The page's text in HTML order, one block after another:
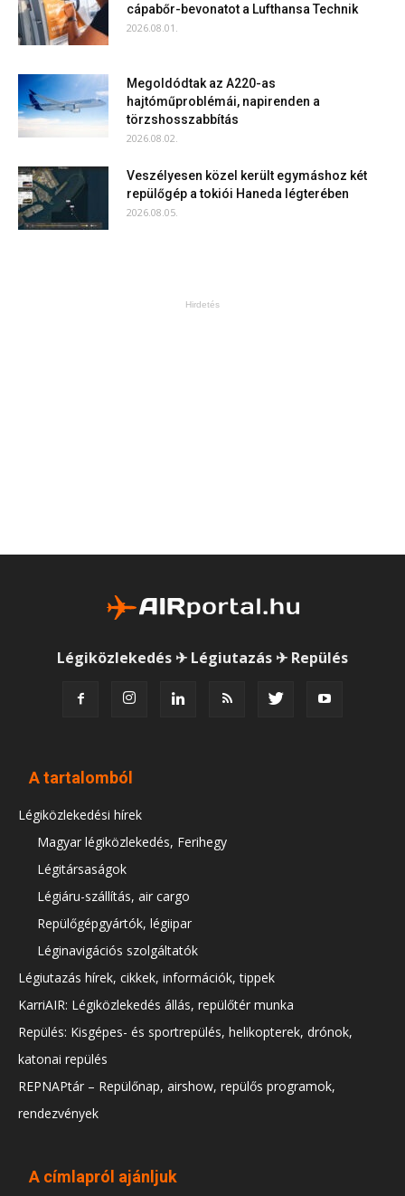
cápabőr-bevonatot a Lufthansa Technik
2026.08.01.
Megoldódtak az A220-as
hajtóműproblémái, napirenden a
törzshosszabbítás
2026.08.02.
Veszélyesen közel került egymáshoz két
repülőgép a tokiói Haneda légterében
2026.08.05.
Hirdetés
Légiközlekedés ✈ Légiutazás ✈ Repülés
A tartalomból
Légiközlekedési hírek
Magyar légiközlekedés, Ferihegy
Légitársaságok
Légiáru-szállítás, air cargo
Repülőgépgyártók, légiipar
Léginavigációs szolgáltatók
Légiutazás hírek, cikkek, információk, tippek
KarriAIR: Légiközlekedés állás, repülőtér munka
Repülés: Kisgépes- és sportrepülés, helikopterek, drónok,
katonai repülés
REPNAPtár – Repülőnap, airshow, repülős programok,
rendezvények
A címlapról ajánljuk